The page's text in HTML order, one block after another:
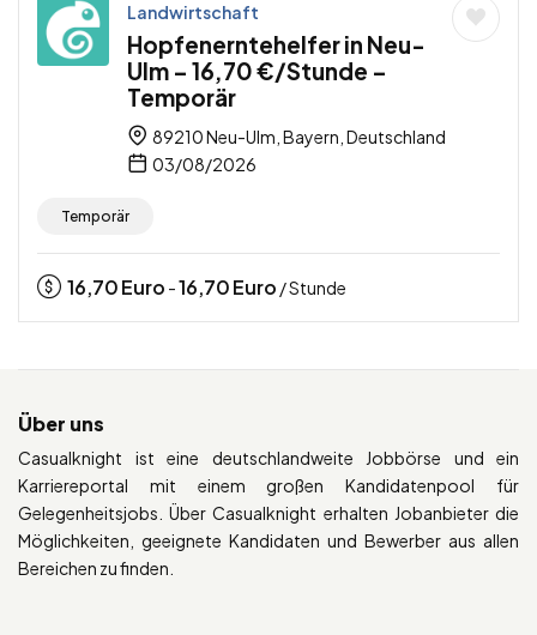
Landwirtschaft
Hopfenerntehelfer in Neu-
Ulm – 16,70 €/Stunde –
Temporär
89210 Neu-Ulm, Bayern, Deutschland
03/08/2026
Temporär
16,70Euro -16,70Euro / Stunde
Über uns
Casualknight ist eine deutschlandweite Jobbörse und ein
Karriereportal mit einem großen Kandidatenpool für
Gelegenheitsjobs. Über Casualknight erhalten Jobanbieter die
Möglichkeiten, geeignete Kandidaten und Bewerber aus allen
Bereichen zu finden.